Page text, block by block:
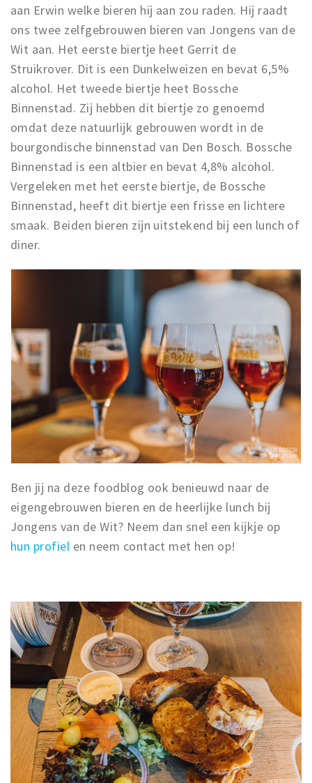
aan Erwin welke bieren hij aan zou raden. Hij raadt
ons twee zelfgebrouwen bieren van Jongens van de
Wit aan. Het eerste biertje heet Gerrit de
Struikrover. Dit is een Dunkelweizen en bevat 6,5%
alcohol. Het tweede biertje heet Bossche
Binnenstad. Zij hebben dit biertje zo genoemd
omdat deze natuurlijk gebrouwen wordt in de
bourgondische binnenstad van Den Bosch. Bossche
Binnenstad is een altbier en bevat 4,8% alcohol.
Vergeleken met het eerste biertje, de Bossche
Binnenstad, heeft dit biertje een frisse en lichtere
smaak. Beiden bieren zijn uitstekend bij een lunch of
diner.
Ben jij na deze foodblog ook benieuwd naar de
eigengebrouwen bieren en de heerlijke lunch bij
Jongens van de Wit? Neem dan snel een kijkje op
hun profiel en neem contact met hen op!